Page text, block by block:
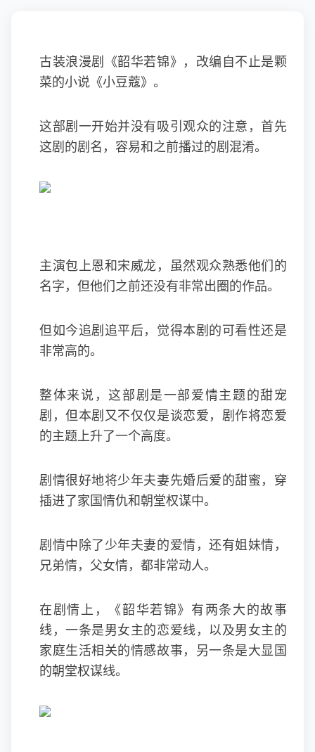
古装浪漫剧《韶华若锦》，改编自不止是颗
菜的小说《小豆蔻》。
这部剧一开始并没有吸引观众的注意，首先
这剧的剧名，容易和之前播过的剧混淆。
主演包上恩和宋威龙，虽然观众熟悉他们的
名字，但他们之前还没有非常出圈的作品。
但如今追剧追平后，觉得本剧的可看性还是
非常高的。
整体来说，这部剧是一部爱情主题的甜宠
剧，但本剧又不仅仅是谈恋爱，剧作将恋爱
的主题上升了一个高度。
剧情很好地将少年夫妻先婚后爱的甜蜜，穿
插进了家国情仇和朝堂权谋中。
剧情中除了少年夫妻的爱情，还有姐妹情，
兄弟情，父女情，都非常动人。
在剧情上，《韶华若锦》有两条大的故事
线，一条是男女主的恋爱线，以及男女主的
家庭生活相关的情感故事，另一条是大显国
的朝堂权谋线。